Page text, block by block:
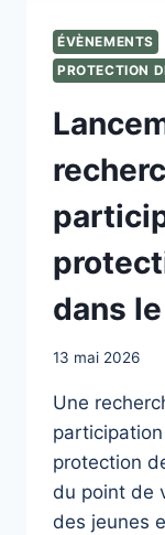
ÉVÈNEMENTS
PROTECTION
dans
13 mai 2026
Une
protection
du point de
des jeunes